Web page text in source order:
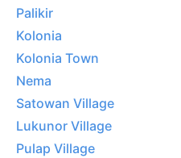
Palikir
Kolonia
Kolonia Town
Nema
Satowan Village
Lukunor Village
Pulap Village